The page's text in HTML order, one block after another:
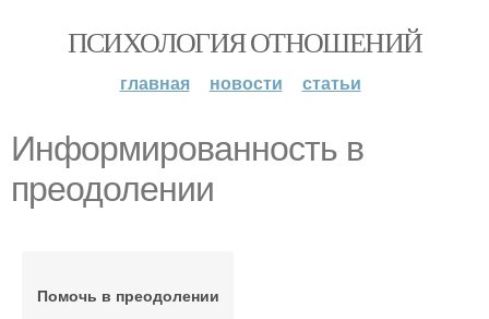
ПСИХОЛОГИЯ ОТНОШЕНИЙ
главная новости статьи
Информированность в
преодолении
Помочь в преодолении